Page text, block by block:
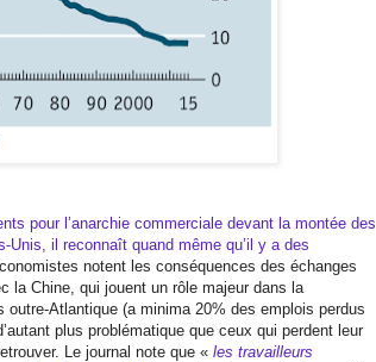
pour l’anarchie commerciale devant la montée des
il reconnaît quand même qu’il y a des
notent les conséquences des échanges
la Chine, qui jouent un rôle majeur dans la
outre-Atlantique (a minima 20% des emplois perdus
plus problématique que ceux qui perdent leur
Le journal note que « les travailleurs